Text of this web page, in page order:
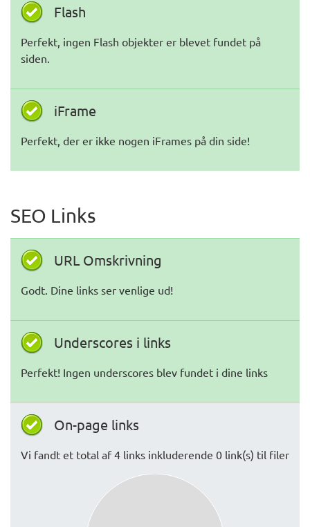
Flash
Perfekt, ingen Flash objekter er blevet fundet på
siden.
iFrame
Perfekt, der er ikke nogen iFrames på din side!
SEO Links
URL Omskrivning
Godt. Dine links ser venlige ud!
Underscores i links
Perfekt! Ingen underscores blev fundet i dine links
On-page links
Vi fandt et total af 4 links inkluderende 0 link(s) til filer